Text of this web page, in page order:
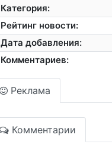
Категория:
Рейтинг новости:
Дата добавления:
Комментариев:
Реклама
Комментарии